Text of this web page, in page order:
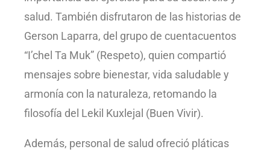
salud. También disfrutaron de las historias de
Gerson Laparra, del grupo de cuentacuentos
“I’chel Ta Muk” (Respeto), quien compartió
mensajes sobre bienestar, vida saludable y
armonía con la naturaleza, retomando la
filosofía del Lekil Kuxlejal (Buen Vivir).
Además, personal de salud ofreció pláticas